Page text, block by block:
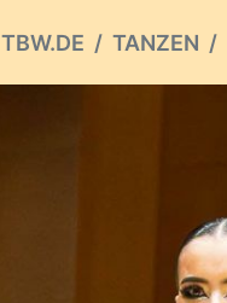
TBW.DE TANZEN